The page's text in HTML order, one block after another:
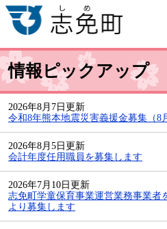
情報ピックアップ
2026年8月7日更新
令和8年熊本地震災害義援金募集（8
2026年8月5日更新
会計年度任用職員を募集します
2026年7月10日更新
志免町学童保育事業運営業務事業者
より募集します